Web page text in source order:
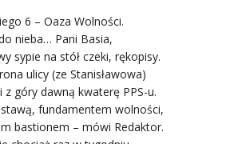
6 – Oaza Wolności.
nieba… Pani Basia,
sypie na stół czeki, rękopisy.
ulicy (ze Stanisławowa)
z góry dawną kwaterę PPS-u.
fundamentem wolności,
bastionem – mówi Redaktor.